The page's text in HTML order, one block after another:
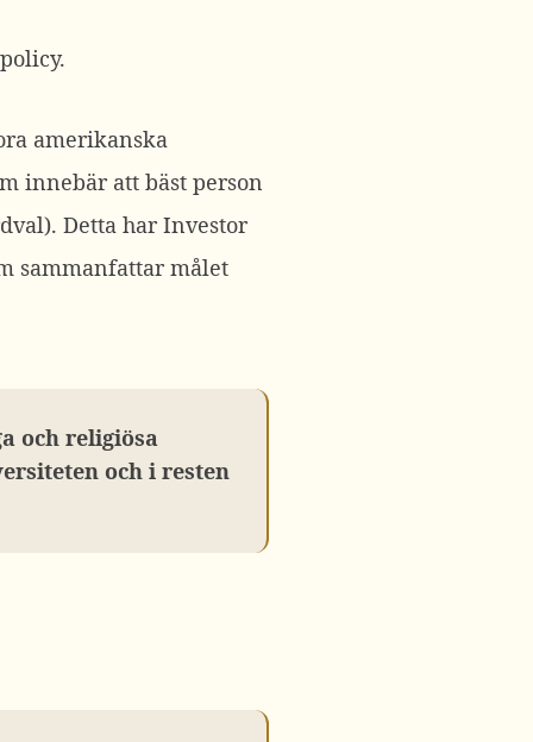
amerikanska
innebär att bäst person
Detta har Investor
sammanfattar målet
och religiösa
och i resten